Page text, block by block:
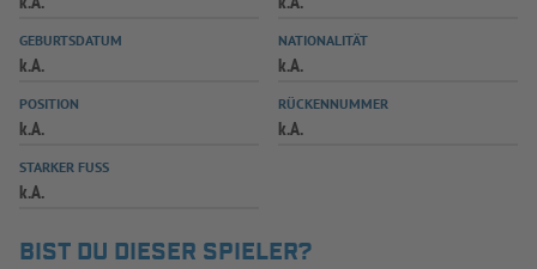
SPIELPLUS
GEBURTSDATUM
k.A.
NATIONALITÄT
k.A.
POSITION
k.A.
RÜCKENNUMMER
k.A.
STARKER FUSS
k.A.
BIST DU DIESER SPIELER?